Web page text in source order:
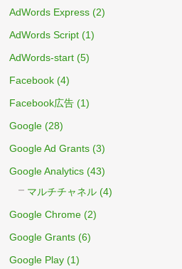
AdWords Express (2)
AdWords Script (1)
AdWords-start (5)
Facebook (4)
Facebook広告 (1)
Google (28)
Google Ad Grants (3)
Google Analytics (43)
マルチチャネル (4)
Google Chrome (2)
Google Grants (6)
Google Play (1)